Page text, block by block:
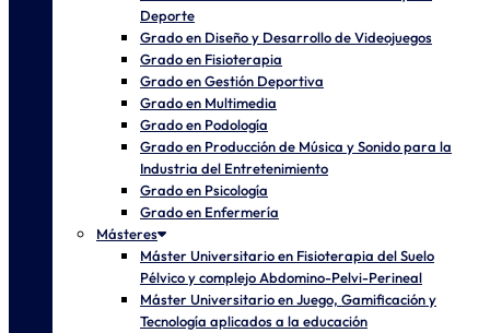
Deporte
Grado en Diseño y Desarrollo de Videojuegos
Grado en Fisioterapia
Grado en Gestión Deportiva
Grado en Multimedia
Grado en Podología
Grado en Producción de Música y Sonido para la
Industria del Entretenimiento
Grado en Psicología
Grado en Enfermería
Másteres
Máster Universitario en Fisioterapia del Suelo
Pélvico y complejo Abdomino-Pelvi-Perineal
Máster Universitario en Juego, Gamificación y
Tecnología aplicados a la educación